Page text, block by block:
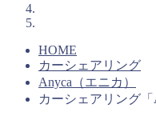
HOME
カーシェアリング
Anyca（エニカ）
カーシェアリング